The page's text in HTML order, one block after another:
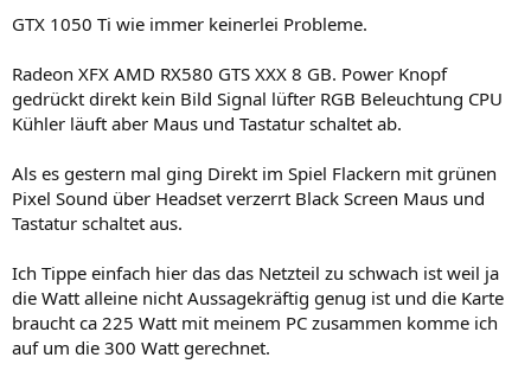
GTX 1050 Ti wie immer keinerlei Probleme.
Radeon XFX AMD RX580 GTS XXX 8 GB. Power Knopf
gedrückt direkt kein Bild Signal lüfter RGB Beleuchtung CPU
Kühler läuft aber Maus und Tastatur schaltet ab.
Als es gestern mal ging Direkt im Spiel Flackern mit grünen
Pixel Sound über Headset verzerrt Black Screen Maus und
Tastatur schaltet aus.
Ich Tippe einfach hier das das Netzteil zu schwach ist weil ja
die Watt alleine nicht Aussagekräftig genug ist und die Karte
braucht ca 225 Watt mit meinem PC zusammen komme ich
auf um die 300 Watt gerechnet.